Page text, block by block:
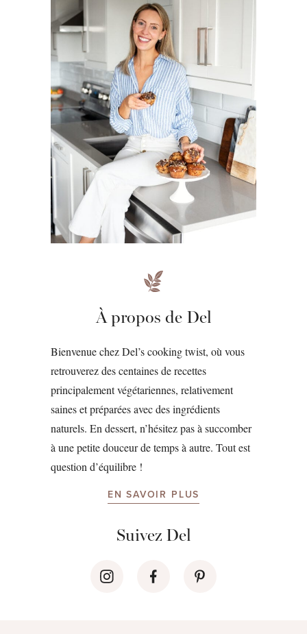
À propos de Del
Bienvenue chez Del’s cooking twist, où vous
retrouverez des centaines de recettes
principalement végétariennes, relativement
saines et préparées avec des ingrédients
naturels. En dessert, n’hésitez pas à succomber
à une petite douceur de temps à autre. Tout est
question d’équilibre !
EN SAVOIR PLUS
Suivez Del